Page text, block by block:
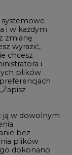
i w każdym
zmianę
wyrazić,
chcesz
i
plików
ją w dowolnym
bez
plików
dokonano